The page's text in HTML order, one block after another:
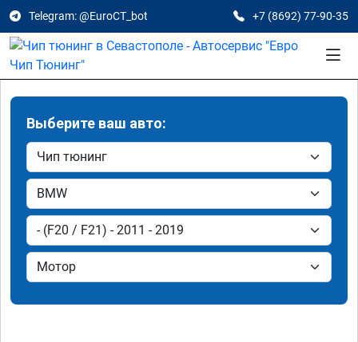
Telegram: @EuroCT_bot +7 (8692) 77-90-35
Выберите ваш авто: